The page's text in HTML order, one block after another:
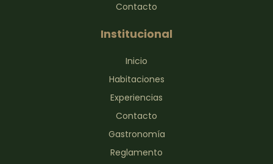
Contacto
Institucional
Inicio
Habitaciones
Experiencias
Contacto
Gastronomía
Reglamento